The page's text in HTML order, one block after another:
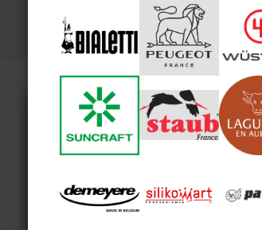
notre site. Vous pouvez en savoir
ou les désactiver dans